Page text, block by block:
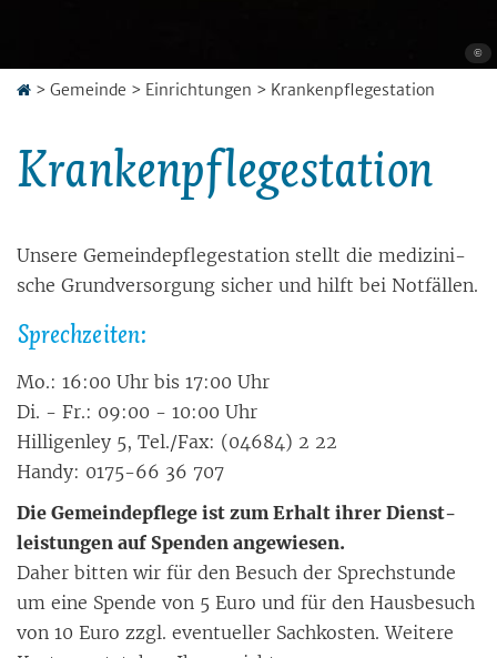
©
> Gemeinde > Einrichtungen > Krankenpflegestation
Krankenpflegestation
Un­se­re Ge­mein­de­­pﬂe­ge­sta­ti­on stellt die me­di­zi­ni­
sche Grund­ver­sor­gung si­cher und hilft bei Not­fäl­len.
Sprech­zei­ten:
Mo.: 16:00 Uhr bis 17:00 Uhr
Di. - Fr.: 09:00 - 10:00 Uhr
Hil­li­gen­ley 5, Tel./Fax: (04684) 2 22
Han­dy: 0175-66 36 707
Die Gemeindepflege ist zum Er­halt ih­rer Dienst­
leis­tun­gen auf Spen­den an­ge­wie­sen.
Da­her bit­ten wir für den Be­such der Sprech­stun­de
um ei­ne Spen­de von 5 Eu­ro und für den Haus­be­such
von 10 Eu­ro zzgl. even­tu­el­ler Sach­kos­ten. Wei­te­re